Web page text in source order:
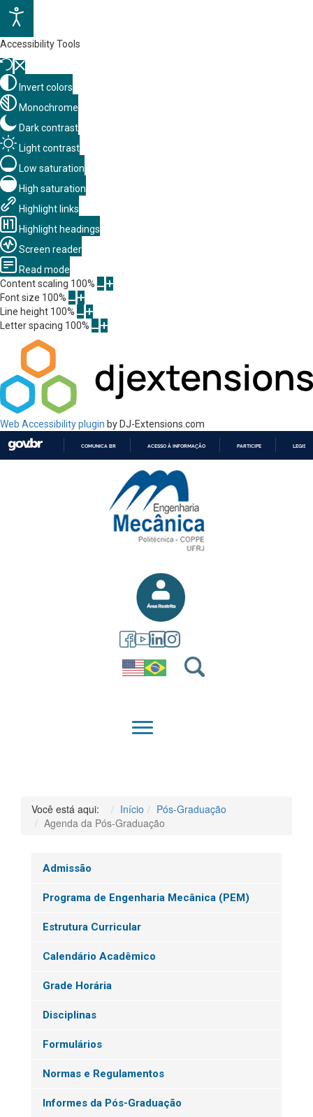
Accessibility Tools
Invert colors
Monochrome
Dark contrast
Light contrast
Low saturation
High saturation
Highlight links
Highlight headings
Screen reader
Read mode
Content scaling 100%
Font size 100%
Line height 100%
Letter spacing 100%
Web Accessibility plugin by DJ-Extensions.com
PARA
CONTEÚDO
COMUNICA BR ACESSO À INFORMAÇÃO PARTICIPE
QUEM SOMOS
Você está aqui: Início
Pós-Graduação
Agenda da Pós-Graduação
Admissão
Programa de Engenharia Mecânica (PEM)
Estrutura Curricular
Calendário Acadêmico
Grade Horária
Disciplinas
Formulários
Normas e Regulamentos
Informes da Pós-Graduação